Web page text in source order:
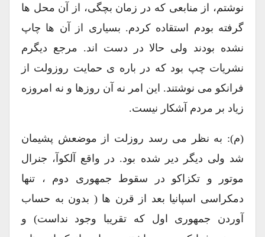
نوشتم، از منابعی که در زمان بچگی، از آن محل ها
گرفته بودم استقاده کردم. بسیاری از آن ها چاپ
نشده بودند ولی حالا در دست اند. مرجع دیگرم
نشریات چپ بود که در باره ی حمایت روزولت از
فرانکو می نوشتند. این امر نه آن روزها و نه امروزه
زیاد بر مردم آشکار نیست.
(م): به نظر می رسد روزلت از موضعش پشیمان
شد ولی دیگر دیر شده بود. در واقع آلکوآ، جنرال
موتور و تکزاکو در سقوط جمهوری دوم ، تنها
دمکراسی اسپانیا بعد از قرن ها ( بدون به حساب
آوردن جمهوری اول که تقریبا وجود نداست) و